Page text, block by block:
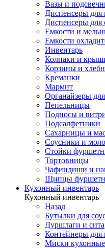
Вазы и
Диспенсеры для
Диспенсеры для
Емкости и
Емкости
Инвентарь
Колпаки и
Корзины и
Креманки
Мармит
Органайзеры
Пепельницы
Подносы и
Подсалфетники
Сахарницы и
Соусники и
Стойки
Тортовницы
Чафиндиши и
Щипцы
Кухонный инвентарь
Кухонный инвентарь
Назад
Бутылки для
Дуршлаги и сита
Контейнеры для
Миски кухонные